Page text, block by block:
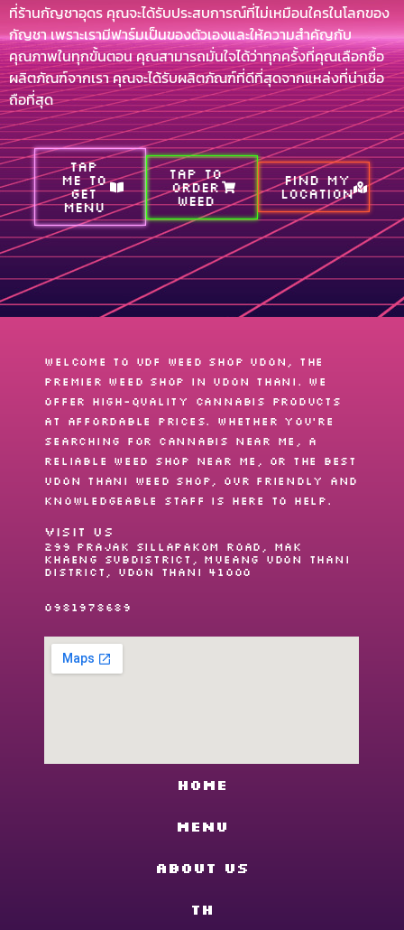
ที่ร้านกัญชาอุดร คุณจะได้รับประสบการณ์ที่ไม่เหมือนใครในโลกของ
กัญชา เพราะเรามีฟาร์มเป็นของตัวเองและให้ความสำคัญกับ
คุณภาพในทุกขั้นตอน คุณสามารถมั่นใจได้ว่าทุกครั้งที่คุณเลือกซื้อ
ผลิตภัณฑ์จากเรา คุณจะได้รับผลิตภัณฑ์ที่ดีที่สุดจากแหล่งที่น่าเชื่อ
ถือที่สุด
TAP
ME TO
GET
MENU
TAP TO
ORDER
WEED
FIND MY
LOCATION
Welcome to UDF Weed shop Udon, the
premier weed shop
in Udon Thani. We
offer high-quality cannabis products
at affordable prices. Whether you’re
searching for cannabis near me , a
reliable weed shop near me , or the best
Udon Thani weed shop , our friendly and
knowledgeable staff is here to help.
VISIT US
299 Prajak Sillapakom Road, Mak
Khaeng Subdistrict, Mueang Udon Thani
District, Udon Thani 41000
0981978689
Home
Menu
About us
TH